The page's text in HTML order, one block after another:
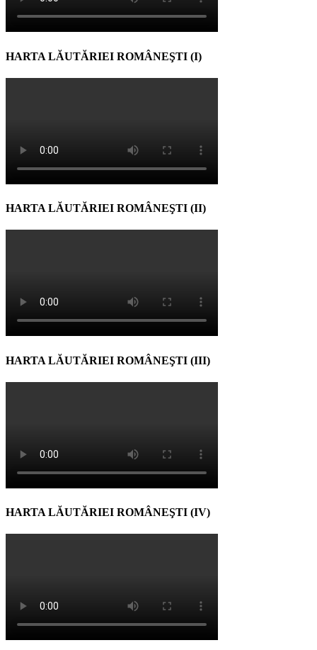
HARTA LĂUTĂRIEI ROMÂNEŞTI (I)
HARTA LĂUTĂRIEI ROMÂNEŞTI (II)
HARTA LĂUTĂRIEI ROMÂNEŞTI (III)
HARTA LĂUTĂRIEI ROMÂNEŞTI (IV)